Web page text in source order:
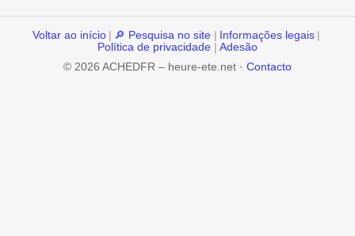
Voltar ao início 🔎 Pesquisa no site Informações legais
Política de privacidade
Adesão
© 2026 ACHEDFR – heure-ete.net · Contacto